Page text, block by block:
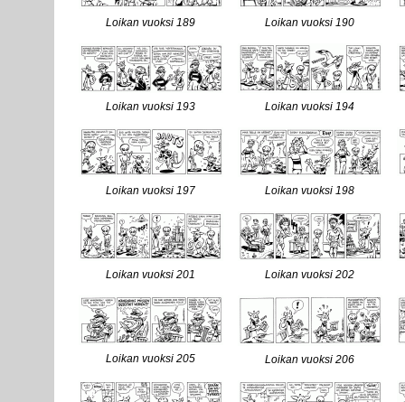
Loikan vuoksi 189 Loikan vuoksi 190
Loikan vuoksi 193 Loikan vuoksi 194
Loikan vuoksi 197 Loikan vuoksi 198
Loikan vuoksi 201 Loikan vuoksi 202
Loikan vuoksi 205 Loikan vuoksi 206